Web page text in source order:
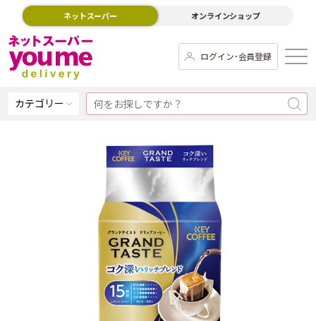
ネットスーパー オンラインショップ
ログイン･会員登録
カテゴリー